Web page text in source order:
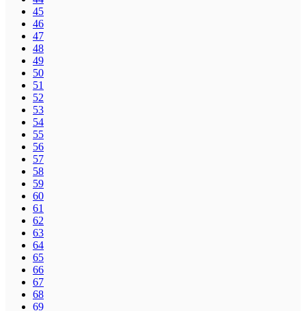
45
46
47
48
49
50
51
52
53
54
55
56
57
58
59
60
61
62
63
64
65
66
67
68
69